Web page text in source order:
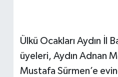
Ülkü Ocakları Aydın İl
üyeleri, Aydın Adnan
Mustafa Sürmen’e